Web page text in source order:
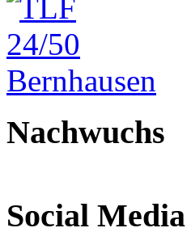
Nachwuchs
Social Media